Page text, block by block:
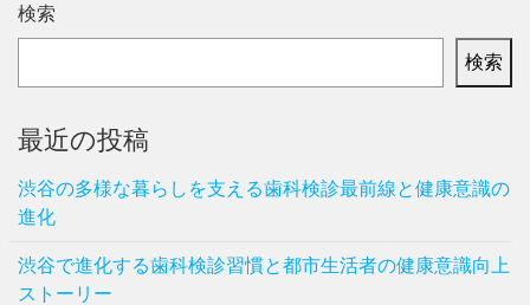
検索
検索
最近の投稿
渋谷の多様な暮らしを支える歯科検診最前線と健康意識の
進化
渋谷で進化する歯科検診習慣と都市生活者の健康意識向上
ストーリー